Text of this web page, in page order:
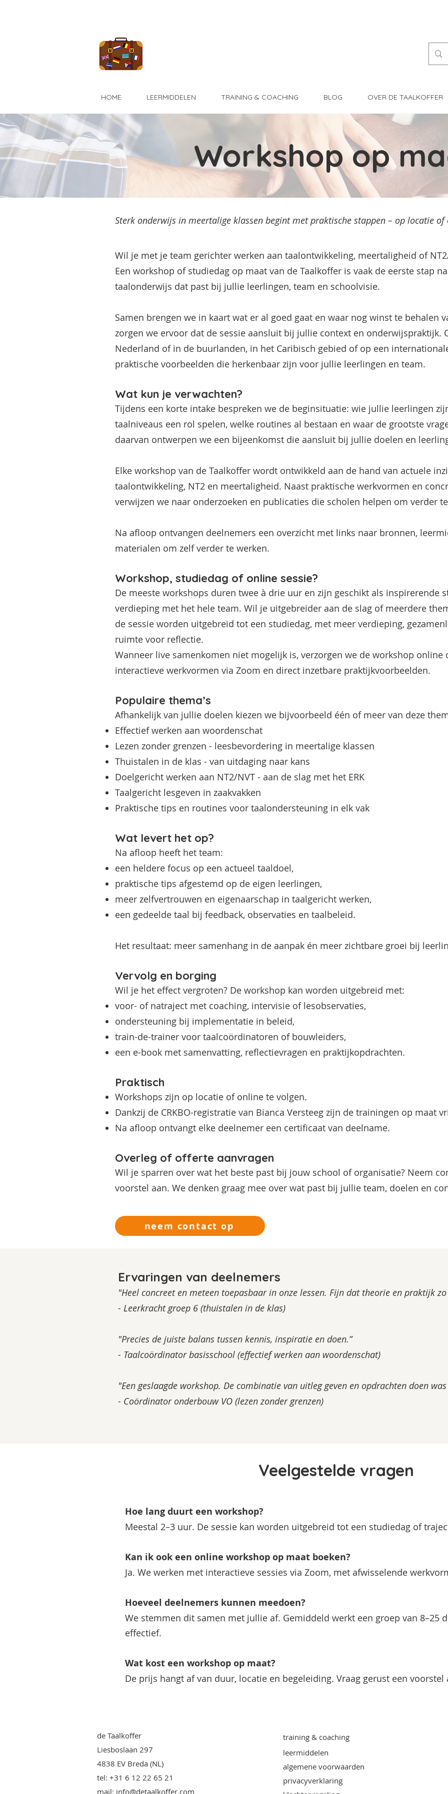
HOME LEERMIDDELEN TRAINING & COACHING BLOG OVER DE TAALKOFFER
Workshop op
Sterk onderwijs in meertalige klassen begint met praktische stappen – op locatie of
Wil je met je team gerichter werken aan taalontwikkeling, meertaligheid of
Een workshop of studiedag op maat van de Taalkoffer is vaak de eerste stap
taalonderwijs dat past bij jullie leerlingen, team en schoolvisie.
Samen brengen we in kaart wat er al goed gaat en waar nog winst te behalen
zorgen we ervoor dat de sessie aansluit bij jullie context en onderwijspraktijk.
Nederland of in de buurlanden, in het Caribisch gebied of op een
praktische voorbeelden die herkenbaar zijn voor jullie leerlingen en team.
Wat kun je verwachten?
Tijdens een korte intake bespreken we de beginsituatie: wie jullie leerlingen
taalniveaus een rol spelen, welke routines al bestaan en waar de grootste
daarvan ontwerpen we een bijeenkomst die aansluit bij jullie doelen en
Elke workshop van de Taalkoffer wordt ontwikkeld aan de hand van actuele
taalontwikkeling, NT2 en meertaligheid. Naast praktische werkvormen en
verwijzen we naar onderzoeken en publicaties die scholen helpen om verder
Na afloop ontvangen deelnemers een overzicht met links naar bronnen,
materialen om zelf verder te werken.
Workshop, studiedag of online sessie?
De meeste workshops duren twee à drie uur en zijn geschikt als inspirerende
verdieping met het hele team. Wil je uitgebreider aan de slag of meerdere
de sessie worden uitgebreid tot een studiedag, met meer verdieping,
ruimte voor reflectie.
Wanneer live samenkomen niet mogelijk is, verzorgen we de workshop online
interactieve werkvormen via Zoom en direct inzetbare praktijkvoorbeelden.
Populaire thema’s
Afhankelijk van jullie doelen kiezen we bijvoorbeeld één of meer van deze
Effectief werken aan woordenschat
Lezen zonder grenzen - leesbevordering in meertalige klassen
Thuistalen in de klas - van uitdaging naar kans
Doelgericht werken aan NT2/NVT - aan de slag met het ERK
Taalgericht lesgeven in zaakvakken
Praktische tips en routines voor taalondersteuning in elk vak
Wat levert het op?
Na afloop heeft het team:
een heldere focus op een actueel taaldoel,
praktische tips afgestemd op de eigen leerlingen,
meer zelfvertrouwen en eigenaarschap in taalgericht werken,
een gedeelde taal bij feedback, observaties en taalbeleid.
Het resultaat: meer samenhang in de aanpak én meer zichtbare groei bij
Vervolg en borging
Wil je het effect vergroten? De workshop kan worden uitgebreid met:
voor- of natraject met coaching, intervisie of lesobservaties,
ondersteuning bij implementatie in beleid,
train-de-trainer voor taalcoördinatoren of bouwleiders,
een e-book met samenvatting, reflectievragen en praktijkopdrachten.
Praktisch
Workshops zijn op locatie of online te volgen.
Dankzij de CRKBO-registratie van Bianca Versteeg zijn de trainingen op maat
Na afloop ontvangt elke deelnemer een certificaat van deelname.
Overleg of offerte aanvragen
Wil je sparren over wat het beste past bij jouw school of organisatie? Neem
voorstel aan. We denken graag mee over wat past bij jullie team, doelen en
neem contact op
Ervaringen van deelnemers
"Heel concreet en meteen toepasbaar in onze lessen. Fijn dat theorie en praktijk
- Leerkracht groep 6 (thuistalen in de klas)
"Precies de juiste balans tussen kennis, inspiratie en doen.”
- Taalcoördinator basisschool​​ (effectief werken aan woordenschat)
"Een geslaagde workshop. De combinatie van uitleg geven en opdrachten doen
- Coördinator onderbouw VO (lezen zonder grenzen)
Hoe lang duurt een workshop?
Meestal 2–3 uur. De sessie kan worden uitgebreid tot een studiedag of
Kan ik ook een online workshop op maat boeken?
Ja. We werken met interactieve sessies via Zoom, met afwisselende
Hoeveel deelnemers kunnen meedoen?
We stemmen dit samen met jullie af. Gemiddeld werkt een groep van 8–25
effectief.
Wat kost een workshop op maat?
De prijs hangt af van duur, locatie en begeleiding. Vraag gerust een voorstel
Veelgestelde vragen
de Taalkoffer
Liesboslaan 297
4838 EV Breda (NL)
tel: +31 6 12 22 65 21
mail: info@detaalkoffer.com
training & coaching
leermiddelen
algemene voorwaarden
privacyverklaring